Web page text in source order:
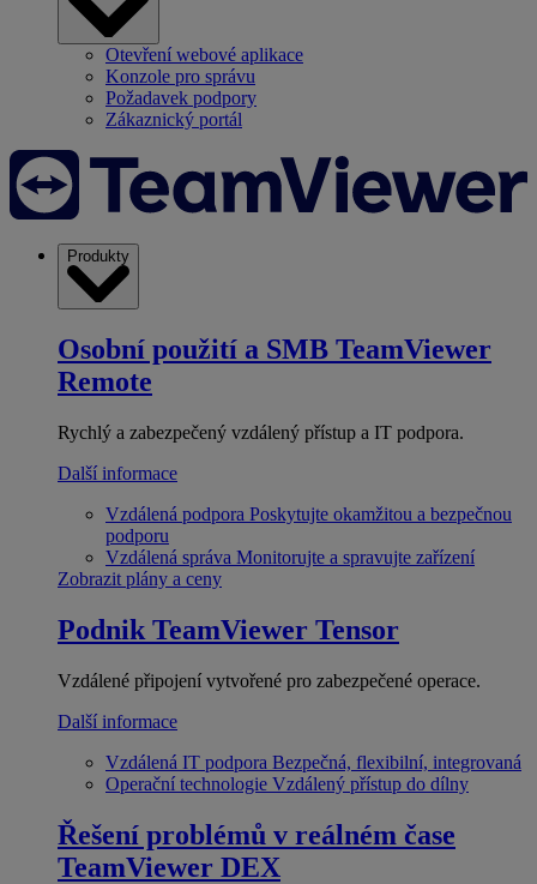
Otevření webové aplikace
Konzole pro správu
Požadavek podpory
Zákaznický portál
Produkty
Osobní použití a SMB TeamViewer
Remote
Rychlý a zabezpečený vzdálený přístup a IT podpora.
Další informace
Vzdálená podpora Poskytujte okamžitou a bezpečnou
podporu
Vzdálená správa Monitorujte a spravujte zařízení
Zobrazit plány a ceny
Podnik TeamViewer Tensor
Vzdálené připojení vytvořené pro zabezpečené operace.
Další informace
Vzdálená IT podpora Bezpečná, flexibilní, integrovaná
Operační technologie Vzdálený přístup do dílny
Řešení problémů v reálném čase
TeamViewer DEX